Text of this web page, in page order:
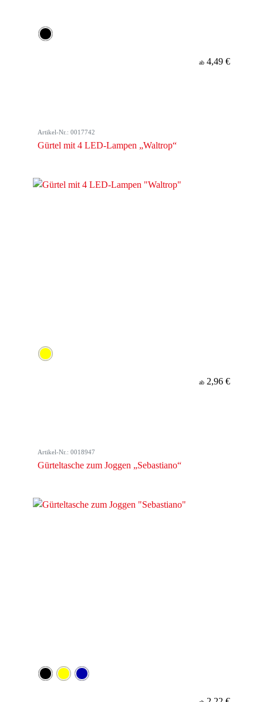
ab 4,49 €
Artikel-Nr.: 0017742
Gürtel mit 4 LED-Lampen „Waltrop“
ab 2,96 €
Artikel-Nr.: 0018947
Gürteltasche zum Joggen „Sebastiano“